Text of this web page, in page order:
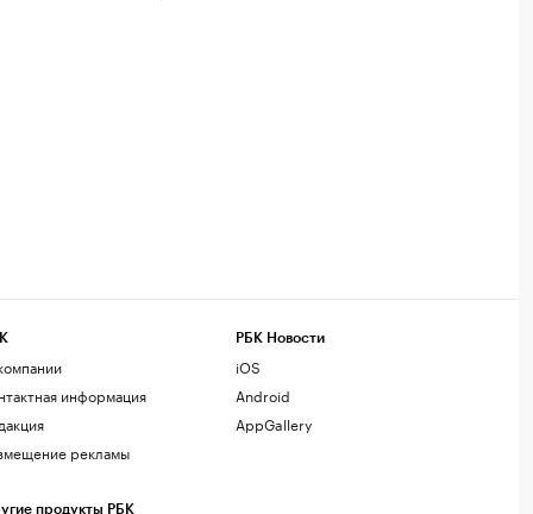
информация
рекламы
продукты РБК
РБК Новости
iOS
Android
AppGallery